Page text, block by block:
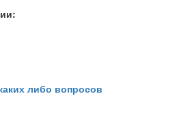
либо вопросов